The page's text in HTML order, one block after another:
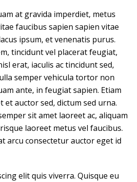
at gravida imperdiet, metus
faucibus sapien sapien vitae
ipsum, et venenatis purus.
tincidunt vel placerat feugiat,
erat, iaculis ac tincidunt sed,
semper vehicula tortor non
ante, in feugiat sapien. Etiam
et auctor sed, dictum sed urna.
sit amet laoreet ac, aliquam
laoreet metus vel faucibus.
arcu consectetur auctor eget id
elit quis viverra. Quisque eu